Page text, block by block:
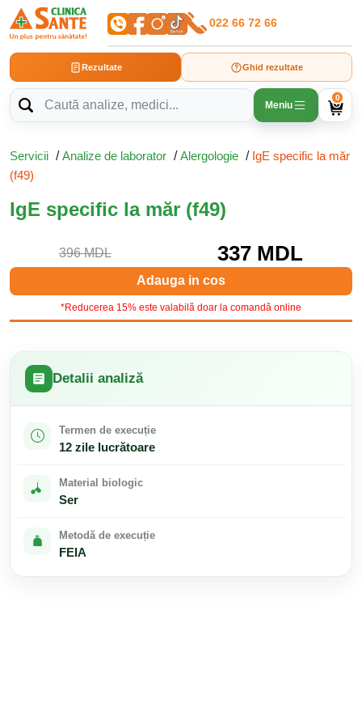
022 66 72 66
Rezultate Ghid rezultate
Meniu
0
Servicii /Analize de laborator /Alergologie / IgE specific la măr
(f49)
IgE specific la măr (f49)
396 MDL 337 MDL
Adauga in cos
*Reducerea 15% este valabilă doar la comandă online
Detalii analiză
Termen de execuție
12 zile lucrătoare
Material biologic
Ser
Metodă de execuție
FEIA